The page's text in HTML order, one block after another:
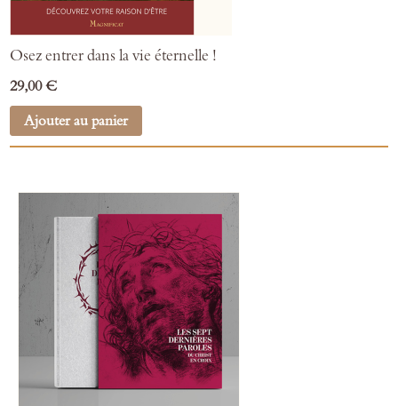
Osez entrer dans la vie éternelle !
29,00 €
Ajouter au panier